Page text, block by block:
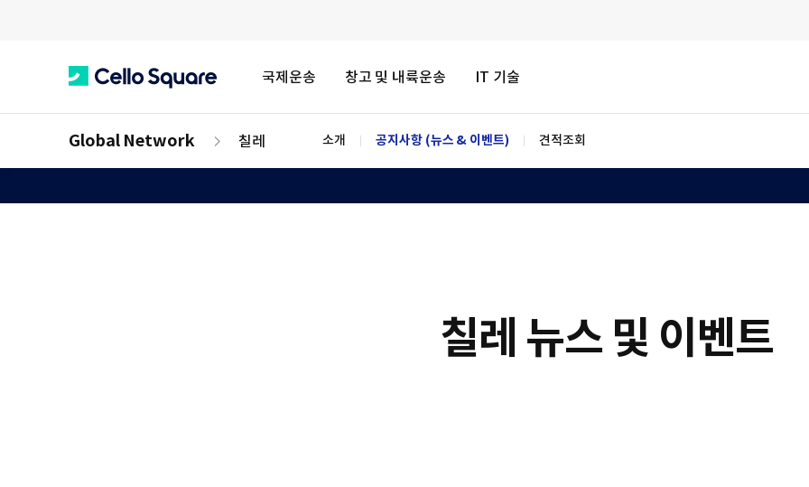
e
국제운송 창고 및 내륙운송 IT 기술
Global Network 칠레 소개 공지사항 (뉴스 & 이벤트) 견적조회
칠레 뉴스 및 이벤트